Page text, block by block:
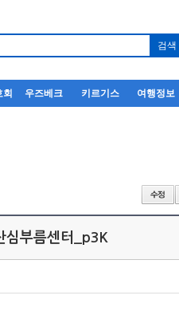
우즈베크 키르기스 여행정보
심부름센터_p3K